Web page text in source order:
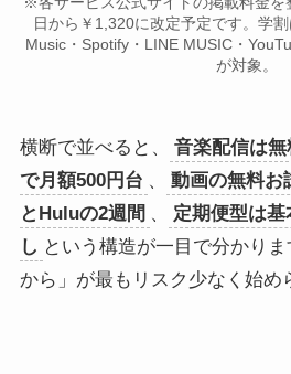
日から￥1,320に改定予定です。学
Music・Spotify・LINE MUSIC・
が対象。
横断で並べると、
音楽配信は無
で月額500円台 、
動画の無料お
とHuluの2週間 、
定期便型は
し という構造が一目で分かり
から」が最もリスク少なく始め